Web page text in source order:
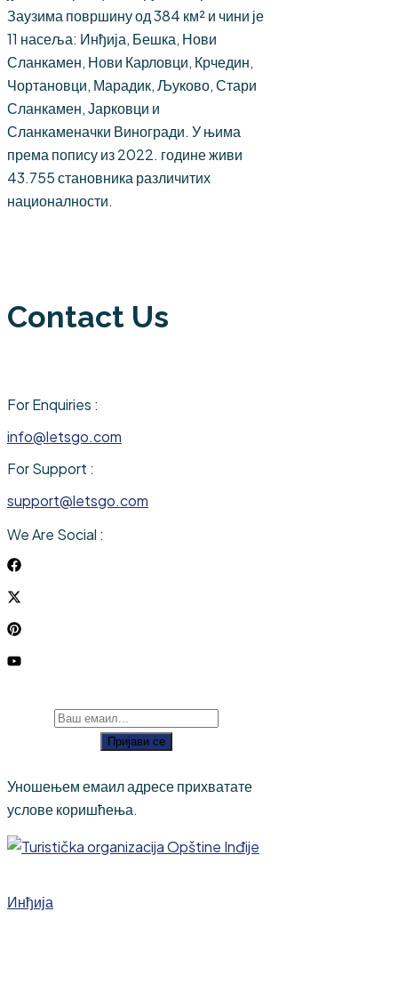
Заузима површину од 384 км² и чини је
11 насеља: Инђија, Бешка, Нови
Сланкамен, Нови Карловци, Крчедин,
Чортановци, Марадик, Љуково, Стари
Сланкамен, Јарковци и
Сланкаменачки Виногради. У њима
према попису из 2022. године живи
43.755 становника различитих
националности.
Contact Us
For Enquiries :
info@letsgo.com
For Support :
support@letsgo.com
We Are Social :
Пријави се
Уношењем емаил адресе прихватате
услове коришћења.
Инђија